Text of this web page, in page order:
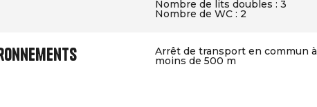
Nombre de lits doubles : 3
Nombre de WC : 2
Arrêt de transport en commun à
moins de 500 m